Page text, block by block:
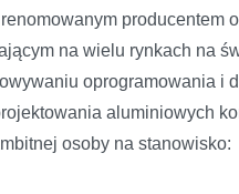
producentem
na wielu rynkach na
oprogramowania i
aluminiowych
osoby na stanowisko: